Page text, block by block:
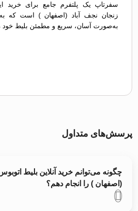
سفرتاپ یک پلتفرم جامع برای خرید
زنجان نجف آباد (اصفهان )
به‌صورت آسان، سریع و مطمئن بلیط خود
پرسش‌های متداول
(اصفهان ) را انجام دهم؟